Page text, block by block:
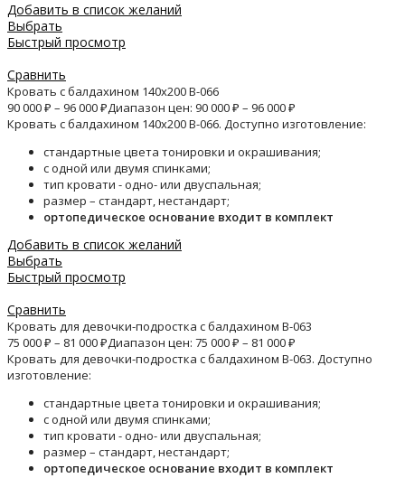
Добавить в список желаний
Выбрать
Быстрый просмотр
Сравнить
Кровать с балдахином 140х200 B-066
90 000₽ – 96 000₽Диапазон цен: 90 000 ₽ – 96 000 ₽
Кровать с балдахином 140х200 B-066. Доступно изготовление:
стандартные цвета тонировки и окрашивания;
с одной или двумя спинками;
тип кровати - одно- или двуспальная;
размер – стандарт, нестандарт;
ортопедическое основание входит в комплект
Добавить в список желаний
Выбрать
Быстрый просмотр
Сравнить
Кровать для девочки-подростка с балдахином B-063
75 000₽ – 81 000₽Диапазон цен: 75 000 ₽ – 81 000 ₽
Кровать для девочки-подростка с балдахином B-063. Доступно
изготовление:
стандартные цвета тонировки и окрашивания;
с одной или двумя спинками;
тип кровати - одно- или двуспальная;
размер – стандарт, нестандарт;
ортопедическое основание входит в комплект